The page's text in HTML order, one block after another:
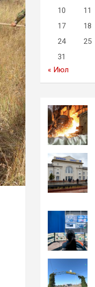
10
11
17
18
24
25
31
« Июл